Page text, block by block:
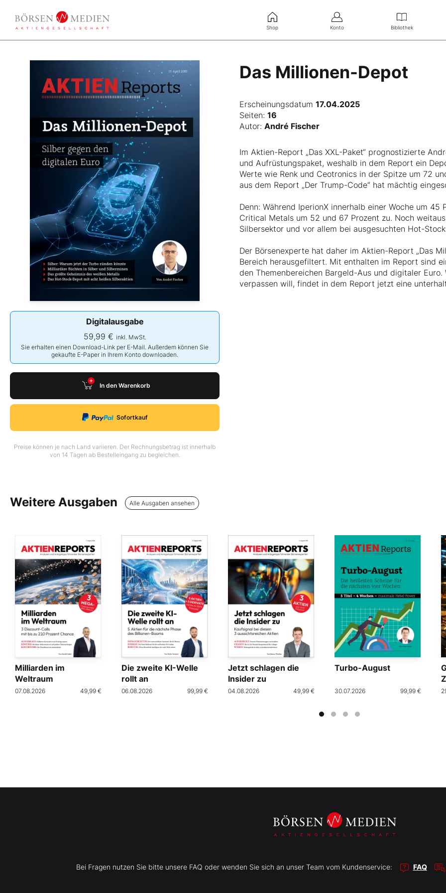
Shop Konto Bibliothek
Das Millionen-Depot
Erscheinungsdatum17.04.2025
Digitalausgabe
59,99 € inkl. MwSt.
Sie erhalten einen Download-Link per E-Mail. Außerdem können Sie
gekaufte E-Paper in Ihrem Konto downloaden.
In den Warenkorb
Sofortkauf
Preise können je nach Land variieren. Der Rechnungsbetrag ist innerhalb
von 14 Tagen ab Bestelleingang zu begleichen.
Seiten:16
Autor:André Fischer
Im Aktien-Report „Das XXL-Paket“ prognostizierte
und Aufrüstungspaket, weshalb in dem Report ein
Werte wie Renk und Ceotronics in der Spitze um 72
aus dem Report „Der Trump-Code“ hat mächtig
Denn: Während IperionX innerhalb einer Woche um
Critical Metals um 52 und 67 Prozent zu. Noch
Silbersektor und vor allem bei ausgesuchten Hot-
Der Börsenexperte hat daher im Aktien-Report „Das
Bereich herausgefiltert. Mit enthalten im Report sind
den Themenbereichen Bargeld-Aus und digitaler
verpassen will, findet in dem Report jetzt eine
Weitere Ausgaben Alle Ausgaben ansehen
Milliarden im
Weltraum
07.08.2026 49,99 €
Die zweite KI-Welle
rollt an
06.08.2026 99,99 €
Jetzt schlagen die
Insider zu
04.08.2026 49,99 €
Turbo-August
30.07.2026 99,99 €
Bei Fragen nutzen Sie bitte unsere FAQ oder wenden Sie sich an unser Team vom Kundenservice: FAQ